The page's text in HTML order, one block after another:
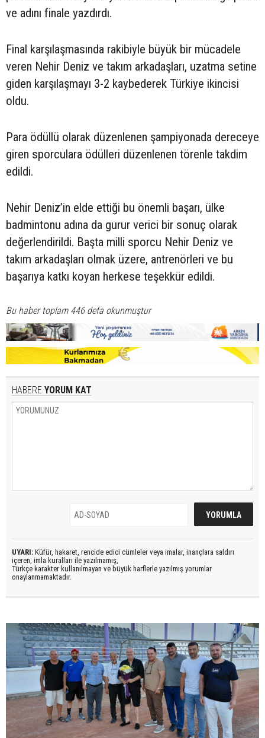
ve adını finale yazdırdı.
Final karşılaşmasında rakibiyle büyük bir mücadele
veren Nehir Deniz ve takım arkadaşları, uzatma setine
giden karşılaşmayı 3-2 kaybederek Türkiye ikincisi
oldu.
Para ödüllü olarak düzenlenen şampiyonada dereceye
giren sporculara ödülleri düzenlenen törenle takdim
edildi.
Nehir Deniz’in elde ettiği bu önemli başarı, ülke
badmintonu adına da gurur verici bir sonuç olarak
değerlendirildi. Başta milli sporcu Nehir Deniz ve
takım arkadaşları olmak üzere, antrenörleri ve bu
başarıya katkı koyan herkese teşekkür edildi.
Bu haber toplam 446 defa okunmuştur
HABERE YORUM KAT
UYARI: Küfür, hakaret, rencide edici cümleler veya imalar, inançlara saldırı
içeren, imla kuralları ile yazılmamış,
Türkçe karakter kullanılmayan ve büyük harflerle yazılmış yorumlar
onaylanmamaktadır.